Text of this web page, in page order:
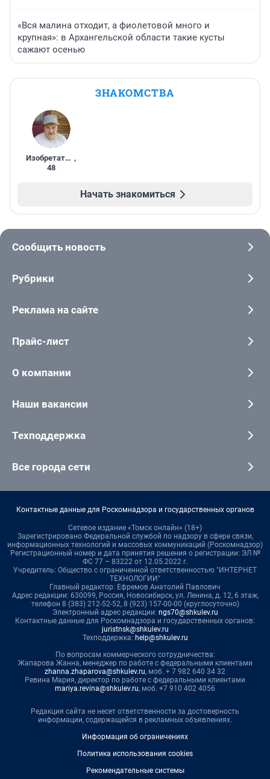
«Вся малина отходит, а фиолетовой много и
крупная»: в Архангельской области такие кусты
сажают осенью
ЗНАКОМСТВА
Изобретатель ,
48
Начать знакомиться
Сообщить новость
Рубрики
Реклама на сайте
Прайс-лист
О компании
Наши вакансии
Техподдержка
Все города сети
Контактные данные для Роскомнадзора и государственных органов
Сетевое издание «Томск онлайн» (18+)
Зарегистрировано Федеральной службой по надзору в сфере связи,
информационных технологий и массовых коммуникаций (Роскомнадзор)
Регистрационный номер и дата принятия решения о регистрации: ЭЛ №
ФС 77 – 83222 от 12.05.2022 г.
Учредитель: Общество с ограниченной ответственностью "ИНТЕРНЕТ
ТЕХНОЛОГИИ"
Главный редактор: Ефремов Анатолий Павлович
Адрес редакции: 630099, Россия, Новосибирск, ул. Ленина, д. 12, 6 этаж,
телефон 8 (383) 212-52-52, 8 (923) 157-00-00 (круглосуточно)
Электронный адрес редакции: ngs70@shkulev.ru
Контактные данные для Роскомнадзора и государственных органов:
juristnsk@shkulev.ru
Техподдержка: help@shkulev.ru
По вопросам коммерческого сотрудничества:
Жапарова Жанна, менеджер по работе с федеральными клиентами
zhanna.zhaparova@shkulev.ru, моб. + 7 982 640 34 32
Ревина Мария, директор по работе с федеральными клиентами
mariya.revina@shkulev.ru, моб. +7 910 402 4056
Редакция сайта не несет ответственности за достоверность
информации, содержащейся в рекламных объявлениях.
Информация об ограничениях
Политика использования cookies
Рекомендательные системы